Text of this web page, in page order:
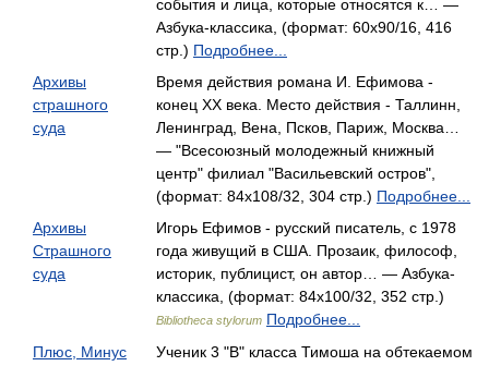
события и лица, которые относятся к… —
Азбука-классика, (формат: 60x90/16, 416
стр.) Подробнее...
Архивы
страшного
суда
Время действия романа И. Ефимова -
конец XX века. Место действия - Таллинн,
Ленинград, Вена, Псков, Париж, Москва…
— "Всесоюзный молодежный книжный
центр" филиал "Васильевский остров",
(формат: 84x108/32, 304 стр.) Подробнее...
Архивы
Страшного
суда
Игорь Ефимов - русский писатель, с 1978
года живущий в США. Прозаик, философ,
историк, публицист, он автор… — Азбука-
классика, (формат: 84x100/32, 352 стр.)
Bibliotheca stylorum Подробнее...
Плюс, Минус
Ученик 3 "В" класса Тимоша на обтекаемом